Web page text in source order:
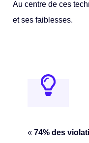
Au centre de ces
et ses faiblesses.
«74% des